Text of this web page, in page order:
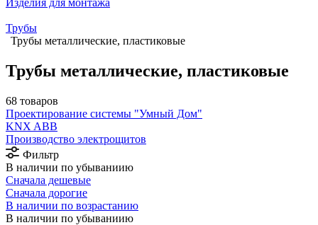
Изделия для монтажа
Трубы
Трубы металлические, пластиковые
Трубы металлические, пластиковые
68 товаров
Проектирование системы "Умный Дом"
⁠KNX ABB
Производство электрощитов
Фильтр
В наличии по убываниию
Сначала дешевые
Сначала дорогие
В наличии по возрастанию
В наличии по убываниию